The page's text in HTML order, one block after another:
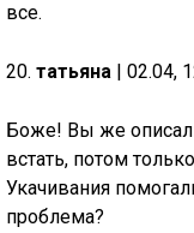
все.
20. татьяна | 02.04,
Боже! Вы же
встать, потом
Укачивания
проблема?